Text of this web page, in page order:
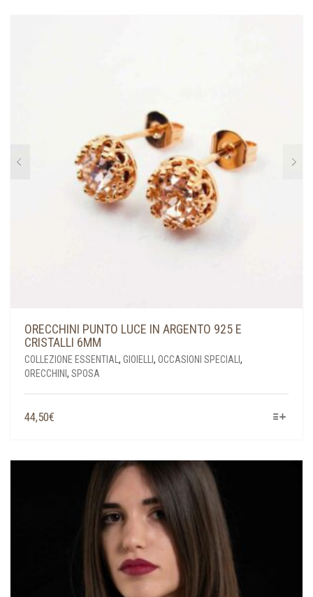
ORECCHINI PUNTO LUCE IN ARGENTO 925 E
CRISTALLI 6MM
COLLEZIONE ESSENTIAL , GIOIELLI , OCCASIONI SPECIALI ,
ORECCHINI , SPOSA
44,50€
PIÙ
POSSONO
PAGINA